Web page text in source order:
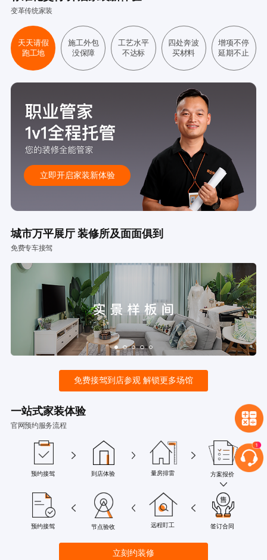
变革传统家装
天天请假
跑工地
施工外包
没保障
工艺水平
不达标
四处奔波
买材料
增项不停
延期不止
立即开启家装新体验
城市万平展厅 装修所及面面俱到
免费专车接驾
免费接驾到店参观 解锁更多场馆
一站式家装体验
官网预约服务流程
预约接驾 到店体验 量房排雷 方案报价
预约接驾 节点验收 远程盯工 签订合同
立刻约装修